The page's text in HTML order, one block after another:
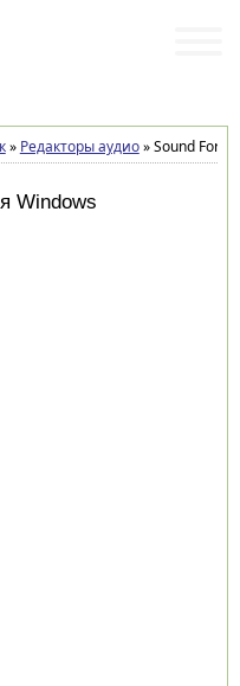
» Редакторы аудио»Sound Forge
Windows